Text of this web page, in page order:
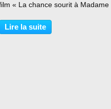
« La chance sourit à Madame
bien ou en mal, c’est bien qu’on
de moi » Nikuko est une mère
Lire la suite